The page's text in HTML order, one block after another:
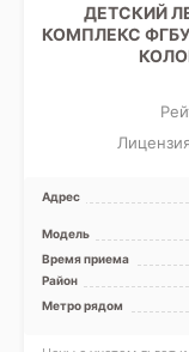
ДЕТСКИЙ
КОМПЛЕКС
Адрес
Модель
Время приема
Район
Метро рядом